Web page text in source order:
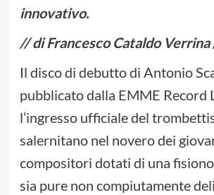
innovativo.
// di Francesco Cataldo Verrina
Il disco di debutto di Antonio
pubblicato dalla EMME Record
l’ingresso ufficiale del
salernitano nel novero dei
compositori dotati di una
sia pure non compiutamente